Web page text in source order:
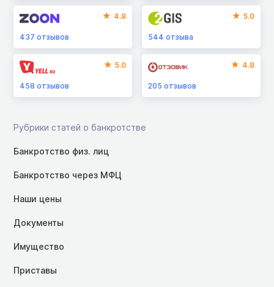
4.8
437 отзывов
5.0
544отзыва
5.0
458 отзывов
4.8
205отзывов
Рубрики статей о банкротстве
Банкротство физ. лиц
Банкротство через МФЦ
Наши цены
Документы
Имущество
Приставы